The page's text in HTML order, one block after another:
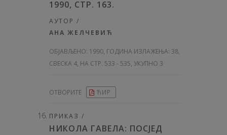
1990, СТР. 163.
АУТОР /
АНА ЖЕЛЧЕВИЋ
ОБЈАВЉЕНО: 1990, ГОДИНА ИЗЛАЖЕЊА: 38,
СВЕСКА 4, НА СТР. 533 - 535, УКУПНО 3
ОТВОРИТЕ ЋИР
ПРИКАЗ /
НИКОЛА ГАВЕЛА: ПОСЈЕД